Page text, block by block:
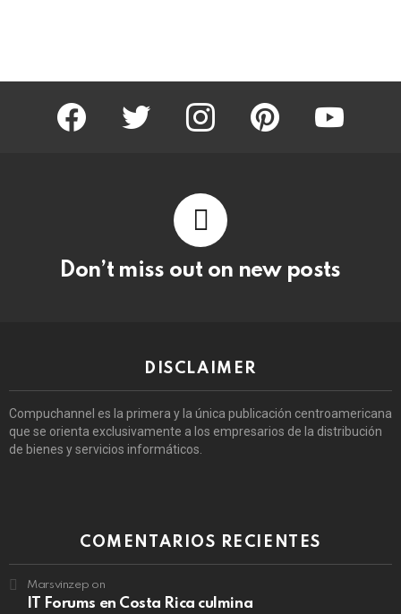
facebook twitter instagram pinterest youtube
Don’t miss out on new posts
DISCLAIMER
Compuchannel es la primera y la única publicación centroamericana
que se orienta exclusivamente a los empresarios de la distribución
de bienes y servicios informáticos.
COMENTARIOS RECIENTES
Marsvinzep on
IT Forums en Costa Rica culmina